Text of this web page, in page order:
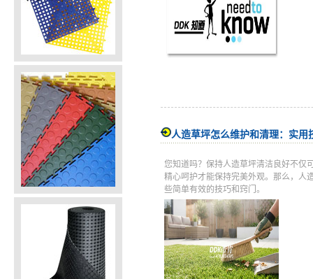
人造草坪怎么维护和清理：实用
您知道吗？保持人造草坪清洁良好不仅
精心呵护才能保持完美外观。那么，人
些简单有效的技巧和窍门。